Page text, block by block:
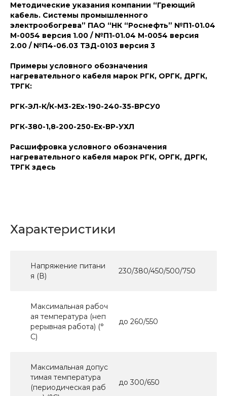
Методические указания компании “Греющий
кабель. Системы промышленного
электрообогрева” ПАО “НК “Роснефть” №П1-01.04
М-0054 версия 1.00 / №П1-01.04 М-0054 версия
2.00 / №П4-06.03 ТЗД-0103 версия 3
Примеры условного обозначения
нагревательного кабеля марок РГК, ОРГК, ДРГК,
ТРГК:
РГК-ЭЛ-К/К-М3-2Ех-190-240-35-ВРСУ0
РГК-380-1,8-200-250-Ех-ВР-УХЛ
Расшифровка условного обозначения
нагревательного кабеля марок РГК, ОРГК, ДРГК,
ТРГК здесь
Характеристики
Напряжение питани
я (В)
230/380/450/500/750
Максимальная рабоч
ая температура (неп
рерывная работа) (°
C)
до 260/550
Максимальная допус
тимая температура
(периодическая раб
до 300/650